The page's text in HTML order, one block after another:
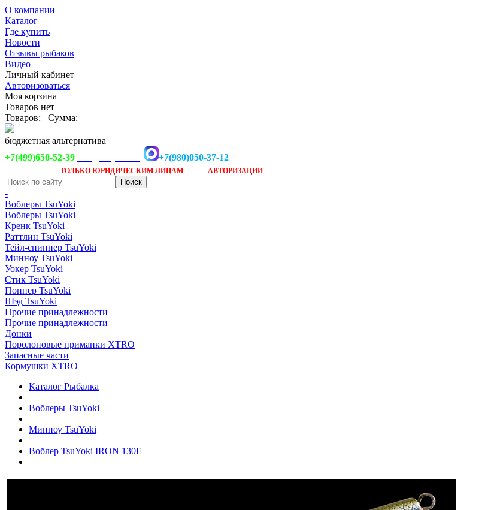
О компании
Каталог
Где купить
Новости
Отзывы рыбаков
Видео
Личный кабинет
Авторизоваться
Моя корзина
Товаров нет
Товаров:
Сумма:
бюджетная альтернатива
+7(499)650-52-39
+7(980)050-37-12
ТОЛЬКО ЮРИДИЧЕСКИМ ЛИЦАМ АВТОРИЗАЦИИ
-
Воблеры TsuYoki
Воблеры TsuYoki
Кренк TsuYoki
Раттлин TsuYoki
Тейл-спиннер TsuYoki
Минноу TsuYoki
Уокер TsuYoki
Стик TsuYoki
Поппер TsuYoki
Шэд TsuYoki
Прочие принадлежности
Прочие принадлежности
Донки
Поролоновые приманки XTRO
Запасные части
Кормушки XTRO
Каталог Рыбалка
Воблеры TsuYoki
Минноу TsuYoki
Воблер TsuYoki IRON 130F